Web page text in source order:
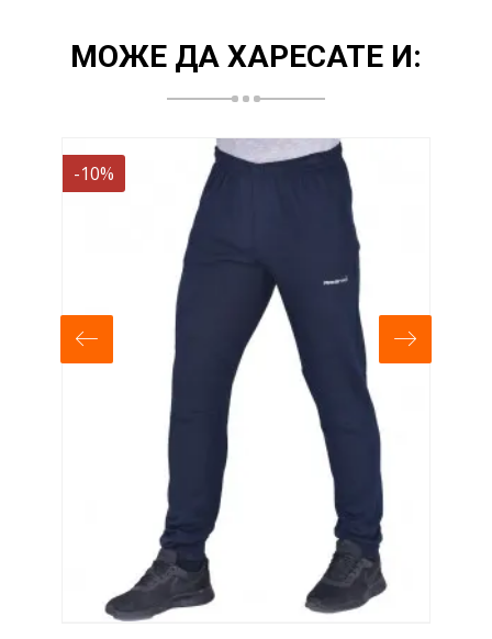
МОЖЕ ДА ХАРЕСАТЕ И:
-10%